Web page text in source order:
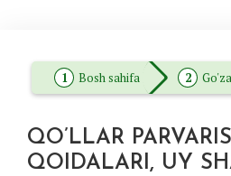
Bosh sahifa
QO’LLAR
QOIDALARI, UY